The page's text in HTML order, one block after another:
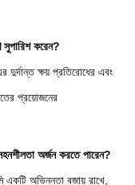
করেন?
ক্ষয় প্রতিরোধের এবং
প্রয়োজনের
অর্জন করতে পারেন?
অভিন্নতা বজায় রাখে,